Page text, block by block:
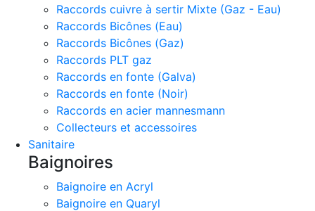
Raccords cuivre à sertir Mixte (Gaz - Eau)
Raccords Bicônes (Eau)
Raccords Bicônes (Gaz)
Raccords PLT gaz
Raccords en fonte (Galva)
Raccords en fonte (Noir)
Raccords en acier mannesmann
Collecteurs et accessoires
Sanitaire
Baignoires
Baignoire en Acryl
Baignoire en Quaryl